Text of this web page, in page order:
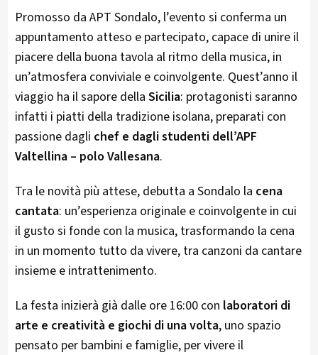
Promosso da APT Sondalo, l’evento si conferma un
appuntamento atteso e partecipato, capace di unire il
piacere della buona tavola al ritmo della musica, in
un’atmosfera conviviale e coinvolgente. Quest’anno il
viaggio ha il sapore della Sicilia: protagonisti saranno
infatti i piatti della tradizione isolana, preparati con
passione dagli chef e dagli studenti dell’APF
Valtellina – polo Vallesana.
Tra le novità più attese, debutta a Sondalo la cena
cantata: un’esperienza originale e coinvolgente in cui
il gusto si fonde con la musica, trasformando la cena
in un momento tutto da vivere, tra canzoni da cantare
insieme e intrattenimento.
La festa inizierà già dalle ore 16:00 con laboratori di
arte e creatività e giochi di una volta, uno spazio
pensato per bambini e famiglie, per vivere il